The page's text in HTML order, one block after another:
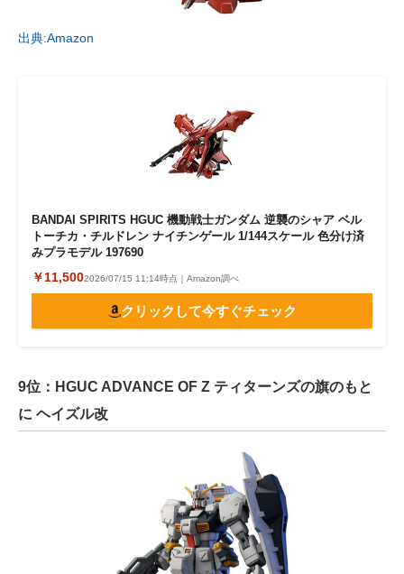
出典:Amazon
BANDAI SPIRITS HGUC 機動戦士ガンダム 逆襲のシャア ベル
トーチカ・チルドレン ナイチンゲール 1/144スケール 色分け済
みプラモデル 197690
￥11,5002026/07/15 11:14時点｜Amazon調べ
クリックして今すぐチェック
9位：HGUC ADVANCE OF Ζ ティターンズの旗のもと
に ヘイズル改